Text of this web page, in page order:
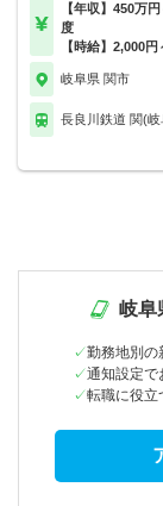
【年収】450万
度
【時給】2,000円
岐阜県 関市
長良川鉄道 関(岐
岐阜
勤務地別の
通知設定で
転職に役立